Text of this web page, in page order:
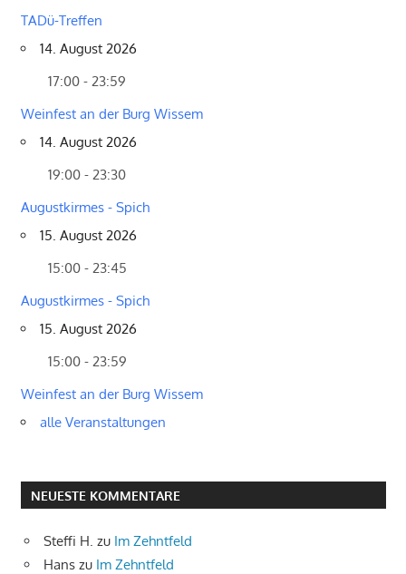
TADü-Treffen
14. August 2026
17:00 - 23:59
Weinfest an der Burg Wissem
14. August 2026
19:00 - 23:30
Augustkirmes - Spich
15. August 2026
15:00 - 23:45
Augustkirmes - Spich
15. August 2026
15:00 - 23:59
Weinfest an der Burg Wissem
alle Veranstaltungen
NEUESTE KOMMENTARE
Steffi H. zu Im Zehntfeld
Hans zu Im Zehntfeld